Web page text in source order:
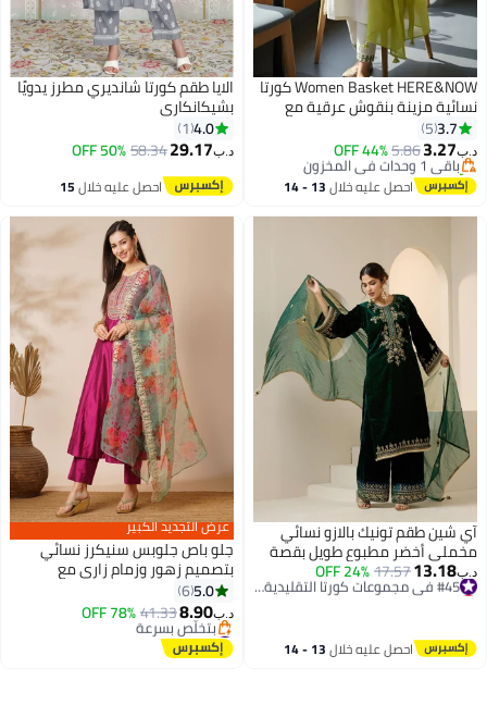
Women Basket HERE&NOW كورتا
نسائية مزينة بنقوش عرقية مع
بنطلون و شال
3.7
5
د.ب‏3.27
5.86
44% OFF
أقل سعر في 30 يوم
باقي 1 وحدات في المخزون
تم بيع +20 مؤخرًا
احصل عليه خلال 13 - 14
6
الايا طقم كورتا شانديري مطرز يدويًا
بشيكانكاري
4.0
1
د.ب‏29.17
58.34
50% OFF
احصل عليه خلال15
آي شين طقم تونيك بالازو نسائي
مخملي أخضر مطبوع طويل بقصة
عادية
د.ب‏13.18
17.57
24% OFF أقل سعر في 30 يوم
احصل عليه خلال 13 - 14
عرض التجديد الكبير
جلو باص جلوبس سنيكرز نسائي
بتصميم زهور وزمام زاري مع
بنطلون ودوباتا
5.0
6
د.ب‏8.90
41.33
78% OFF
أقل سعر في 30 يوم
بتخلّص بسرعة